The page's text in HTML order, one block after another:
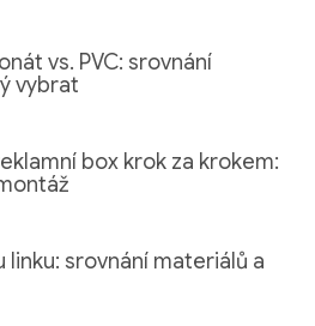
vs. PVC: srovnání
vybrat
box krok za krokem:
linku: srovnání materiálů a